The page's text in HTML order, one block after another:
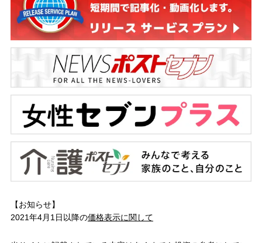
【お知らせ】
2021年4月1日以降の価格表示に関して